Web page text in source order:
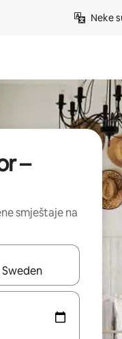
Neke
–
smještaje na
ih pregledati